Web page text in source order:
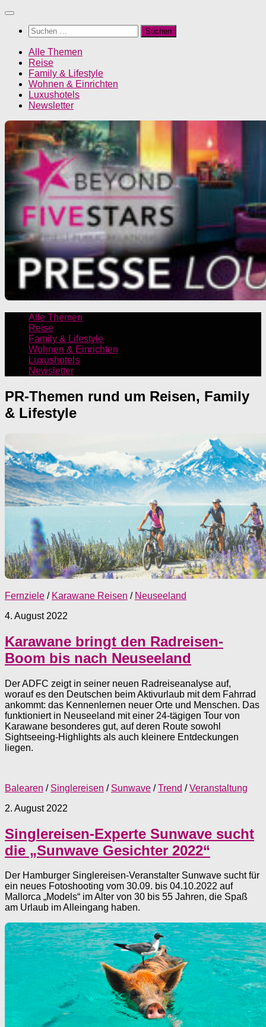
Unter
Inhalt
Suchen
nach:
Alle Themen
Reise
Family & Lifestyle
Wohnen & Einrichten
Luxushotels
Newsletter
Alle Themen
Reise
Family & Lifestyle
Wohnen & Einrichten
Luxushotels
Newsletter
PR-Themen rund um Reisen, Family
& Lifestyle
Fernziele / Karawane Reisen / Neuseeland
4. August 2022
Karawane bringt den Radreisen-
Boom bis nach Neuseeland
Der ADFC zeigt in seiner neuen Radreiseanalyse auf,
worauf es den Deutschen beim ­Aktivurlaub mit dem Fahrrad
ankommt: das Kennenlernen neuer Orte und Menschen. Das
funktioniert in Neuseeland mit einer 24-tägigen Tour von
Karawane besonderes gut, auf deren Route sowohl
Sightseeing-Highlights als auch kleinere Entdeckungen
liegen.
Balearen / Singlereisen / Sunwave /Trend /Veranstaltung
2. August 2022
Singlereisen-Experte Sunwave sucht
die „Sunwave Gesichter 2022“
Der Hamburger Singlereisen-Veranstalter Sunwave sucht für
ein neues Fotoshooting vom 30.09. bis 04.10.2022 auf
Mallorca ­„Models“ im Alter von 30 bis 55 Jahren, die Spaß
am Urlaub im Alleingang haben.